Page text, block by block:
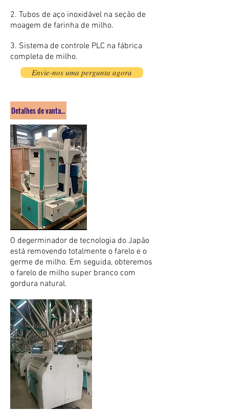
2. Tubos de aço inoxidável na seção de
moagem de farinha de milho.
3. Sistema de controle PLC na fábrica
completa de milho.
Envie-nos uma pergunta agora
Detalhes de vantagens para a máquina de moagem de farinha de milho
O degerminador de tecnologia do Japão
está removendo totalmente o farelo e o
germe de milho. Em seguida, obteremos
o farelo de milho super branco com
gordura natural.